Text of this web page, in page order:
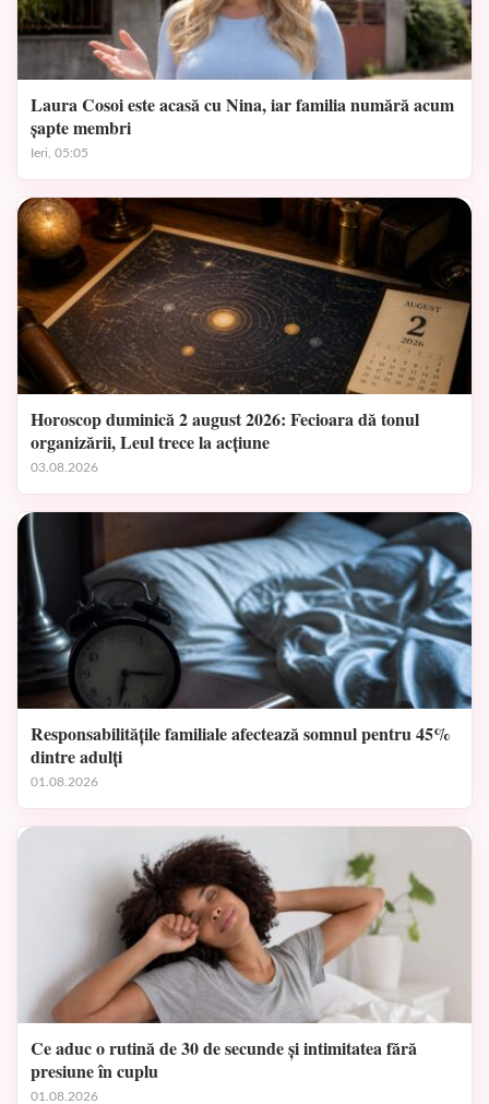
Laura Cosoi este acasă cu Nina, iar familia numără acum
șapte membri
Ieri, 05:05
Horoscop duminică 2 august 2026: Fecioara dă tonul
organizării, Leul trece la acțiune
03.08.2026
Responsabilitățile familiale afectează somnul pentru 45%
dintre adulți
01.08.2026
Ce aduc o rutină de 30 de secunde și intimitatea fără
presiune în cuplu
01.08.2026